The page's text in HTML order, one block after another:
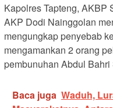
Kapolres Tapteng, AKBP
AKP Dodi Nainggolan
mengungkap penyebab
mengamankan 2 orang
pembunuhan Abdul
Baca juga Waduh,